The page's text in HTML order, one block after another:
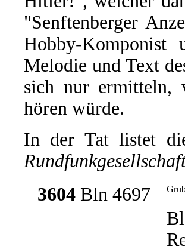
"Senftenberger
Hobby-Komponist
Melodie und Text
sich nur ermitteln,
hören würde.
In der Tat listet
3604 Bln 4697